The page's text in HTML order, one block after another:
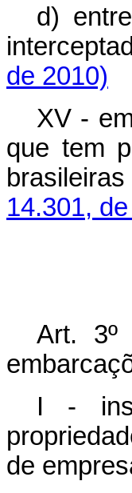
d)
de 2010)
XV -
que tem
14.301,
Art. 3º
I -
de